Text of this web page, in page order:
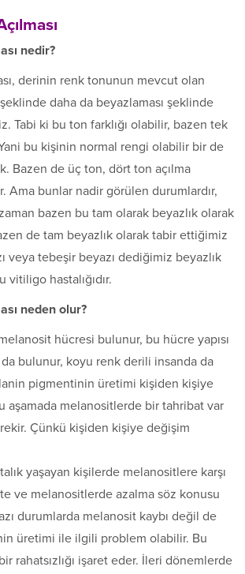
nedir?
derinin renk tonunun mevcut olan
daha da beyazlaması şeklinde
Tabi ki bu ton farklığı olabilir, bazen tek
bu kişinin normal rengi olabilir bir de
Bazen de üç ton, dört ton açılma
Ama bunlar nadir görülen durumlardır,
bazen bu tam olarak beyazlık olarak
de tam beyazlık olarak tabir ettiğimiz
veya tebeşir beyazı dediğimiz beyazlık
hastalığıdır.
neden olur?
hücresi bulunur, bu hücre yapısı
bulunur, koyu renk derili insanda da
pigmentinin üretimi kişiden kişiye
aşamada melanositlerde bir tahribat var
Çünkü kişiden kişiye değişim
yaşayan kişilerde melanositlere karşı
ve melanositlerde azalma söz konusu
durumlarda melanosit kaybı değil de
üretimi ile ilgili problem olabilir. Bu
rahatsızlığı işaret eder. İleri dönemlerde